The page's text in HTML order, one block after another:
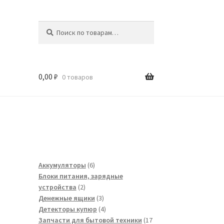
0,00 ₽ 0 товаров
Аккумуляторы 66
товаров
Блоки питания, зарядные
устройства 22
товара
Денежные ящики 33
товара
Детекторы купюр 44
товара
Запчасти для бытовой техники 17